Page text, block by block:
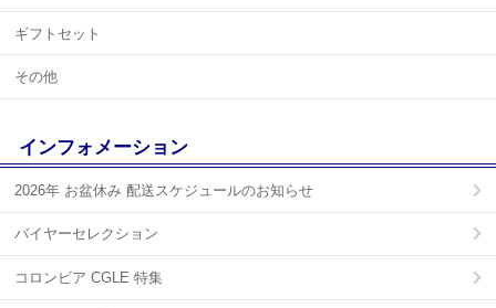
ギフトセット
その他
インフォメーション
2026年 お盆休み 配送スケジュールのお知らせ
バイヤーセレクション
コロンビア CGLE 特集